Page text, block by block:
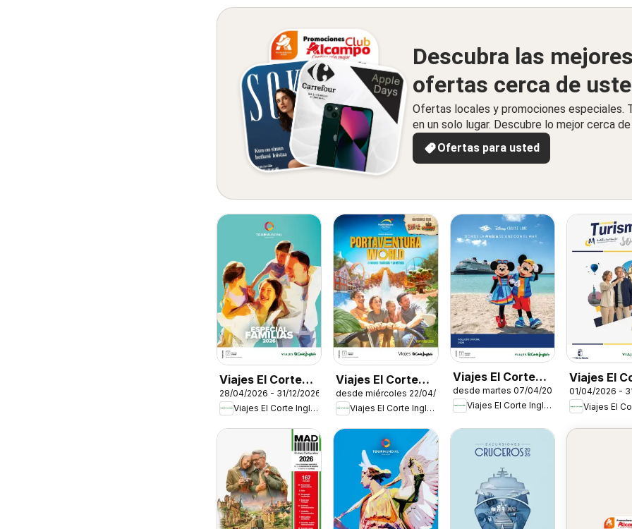
Descubra las mejores
ofertas cerca de
Ofertas locales y promociones especiales.
en un solo lugar. Descubre lo mejor cerca
Ofertas para usted
Viajes El Corte
Inglés Especial
familias
28/04/2026 - 31/12/2026
Viajes El Corte Inglés
Viajes El Corte
Inglés
PortAventura
World
desde miércoles 22/04/2026
Viajes El Corte Inglés
Viajes El Corte
Inglés Disney
Cruise Line
desde martes 07/04/2026
Viajes El Corte Inglés
Viajes El
Inglés
Social
Mancha
01/04/2026 -